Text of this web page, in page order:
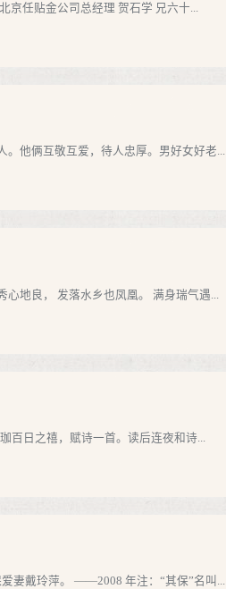
京任贴金公司总经理 贺石学 兄六十...
他俩互敬互爱，待人忠厚。男好女好老...
地良， 发落水乡也凤凰。 满身瑞气遇...
百日之禧，赋诗一首。读后连夜和诗...
妻戴玲萍。 ——2008 年注：“其保”名叫...